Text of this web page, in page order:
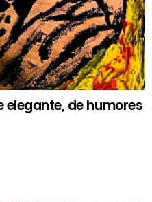
elegante, de humores